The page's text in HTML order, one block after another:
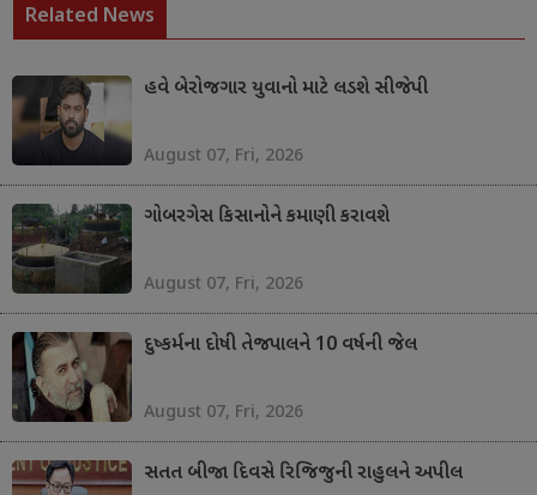
Related News
હવે બેરોજગાર યુવાનો માટે લડશે સીજેપી
August 07, Fri, 2026
ગોબરગેસ કિસાનોને કમાણી કરાવશે
August 07, Fri, 2026
દુષ્કર્મના દોષી તેજપાલને 10 વર્ષની જેલ
August 07, Fri, 2026
સતત બીજા દિવસે રિજિજુની રાહુલને અપીલ